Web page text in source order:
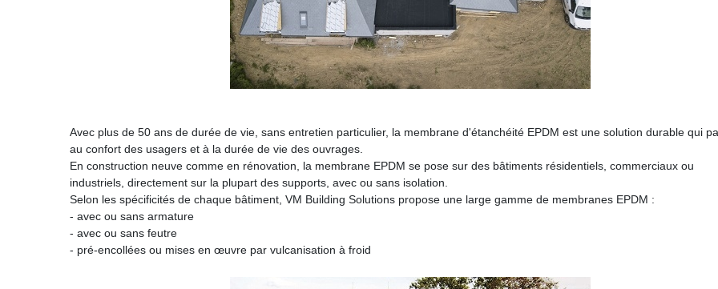
Avec plus de 50 ans de durée de vie, sans entretien particulier, la membrane d'étanchéité EPDM est une solution durable qui
au confort des usagers et à la durée de vie des ouvrages.
En construction neuve comme en rénovation, la membrane EPDM se pose sur des bâtiments résidentiels, commerciaux ou
industriels, directement sur la plupart des supports, avec ou sans isolation.
Selon les spécificités de chaque bâtiment, VM Building Solutions propose une large gamme de membranes EPDM :
- avec ou sans armature
- avec ou sans feutre
- pré-encollées ou mises en œuvre par vulcanisation à froid